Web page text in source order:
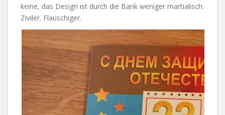
keine, das Design ist durch die Bank weniger martialisch.
Ziviler. Flauschiger.